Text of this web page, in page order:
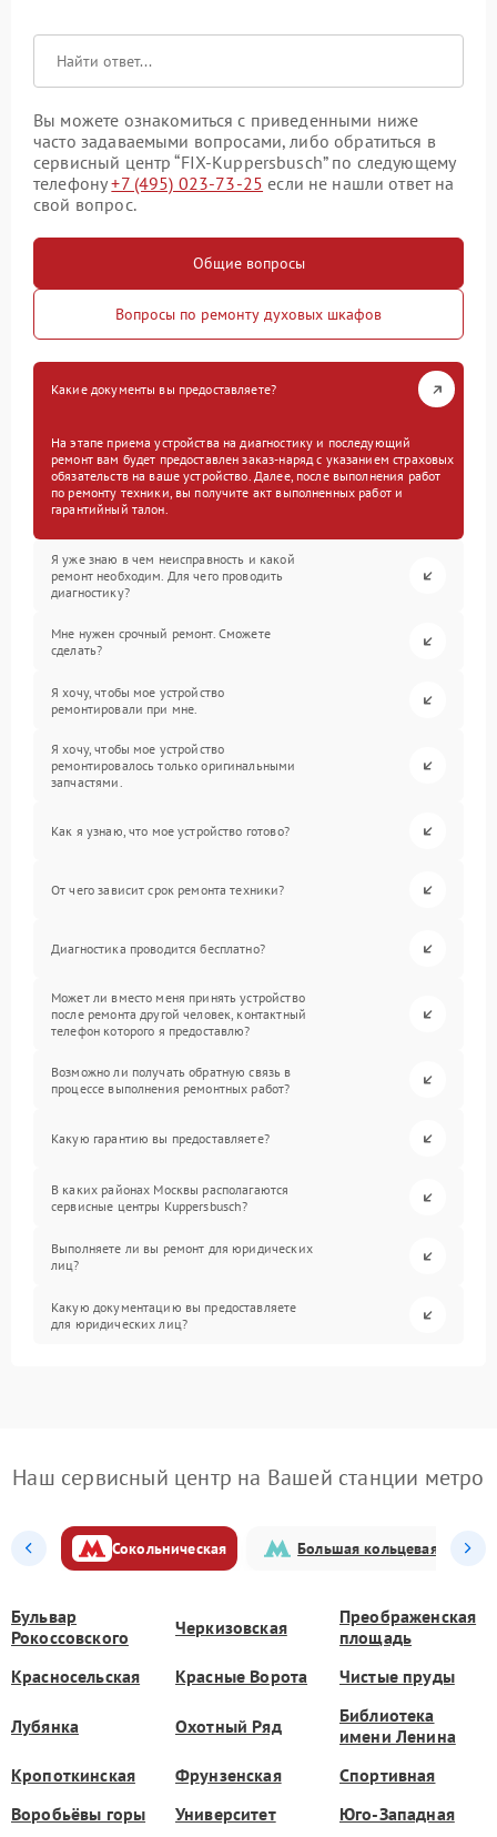
Вы можете ознакомиться с приведенными ниже
часто задаваемыми вопросами, либо обратиться в
сервисный центр “FIX-Kuppersbusch” по следующему
телефону+7 (495) 023-73-25 если не нашли ответ на
свой вопрос.
Общие вопросы
Вопросы по ремонту духовых шкафов
Какие документы вы предоставляете?
На этапе приема устройства на диагностику и последующий
ремонт вам будет предоставлен заказ-наряд с указанием страховых
обязательств на ваше устройство. Далее, после выполнения работ
по ремонту техники, вы получите акт выполненных работ и
гарантийный талон.
Я уже знаю в чем неисправность и какой
ремонт необходим. Для чего проводить
диагностику?
Мне нужен срочный ремонт. Сможете
сделать?
Я хочу, чтобы мое устройство
ремонтировали при мне.
Я хочу, чтобы мое устройство
ремонтировалось только оригинальными
запчастями.
Как я узнаю, что мое устройство готово?
От чего зависит срок ремонта техники?
Диагностика проводится бесплатно?
Может ли вместо меня принять устройство
после ремонта другой человек, контактный
телефон которого я предоставлю?
Возможно ли получать обратную связь в
процессе выполнения ремонтных работ?
Какую гарантию вы предоставляете?
В каких районах Москвы располагаются
сервисные центры Kuppersbusch?
Выполняете ли вы ремонт для юридических
лиц?
Какую документацию вы предоставляете
для юридических лиц?
Наш сервисный центр на Вашей станции метро
Сокольническая Большая кольцевая
Бульвар
Рокоссовского
Черкизовская
Преображенская
площадь
Красносельская
Красные Ворота Чистые пруды
Лубянка Охотный Ряд
Библиотека
имени Ленина
Кропоткинская
Фрунзенская
Спортивная
Воробьёвы горы
Университет Юго-Западная